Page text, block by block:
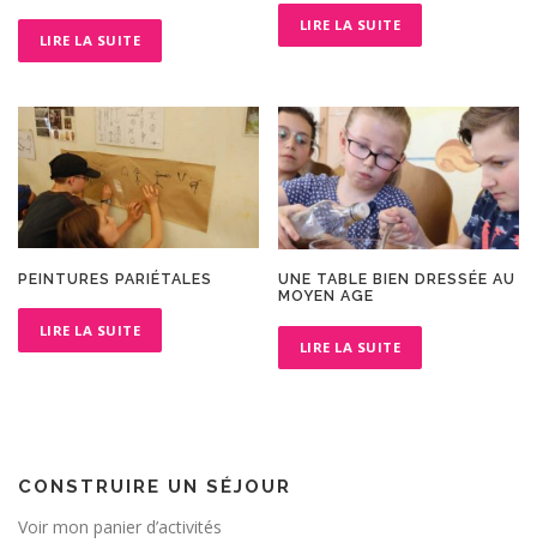
LIRE LA SUITE
LIRE LA SUITE
PEINTURES PARIÉTALES
LIRE LA SUITE
UNE TABLE BIEN DRESSÉE AU
MOYEN AGE
LIRE LA SUITE
CONSTRUIRE UN SÉJOUR
Voir mon panier d’activités